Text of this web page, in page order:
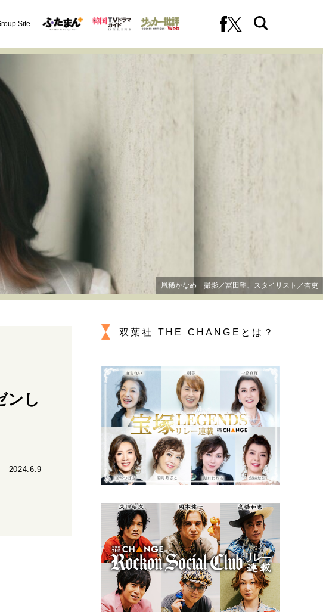
Site
未知への挑戦
の学び直し
トップが描く未来
一生モノの愛用品
凰稀かなめ 撮影／冨田望、スタイリスト／杏吏
ンし
2024.6.9
双葉社 THE CHANGEとは？